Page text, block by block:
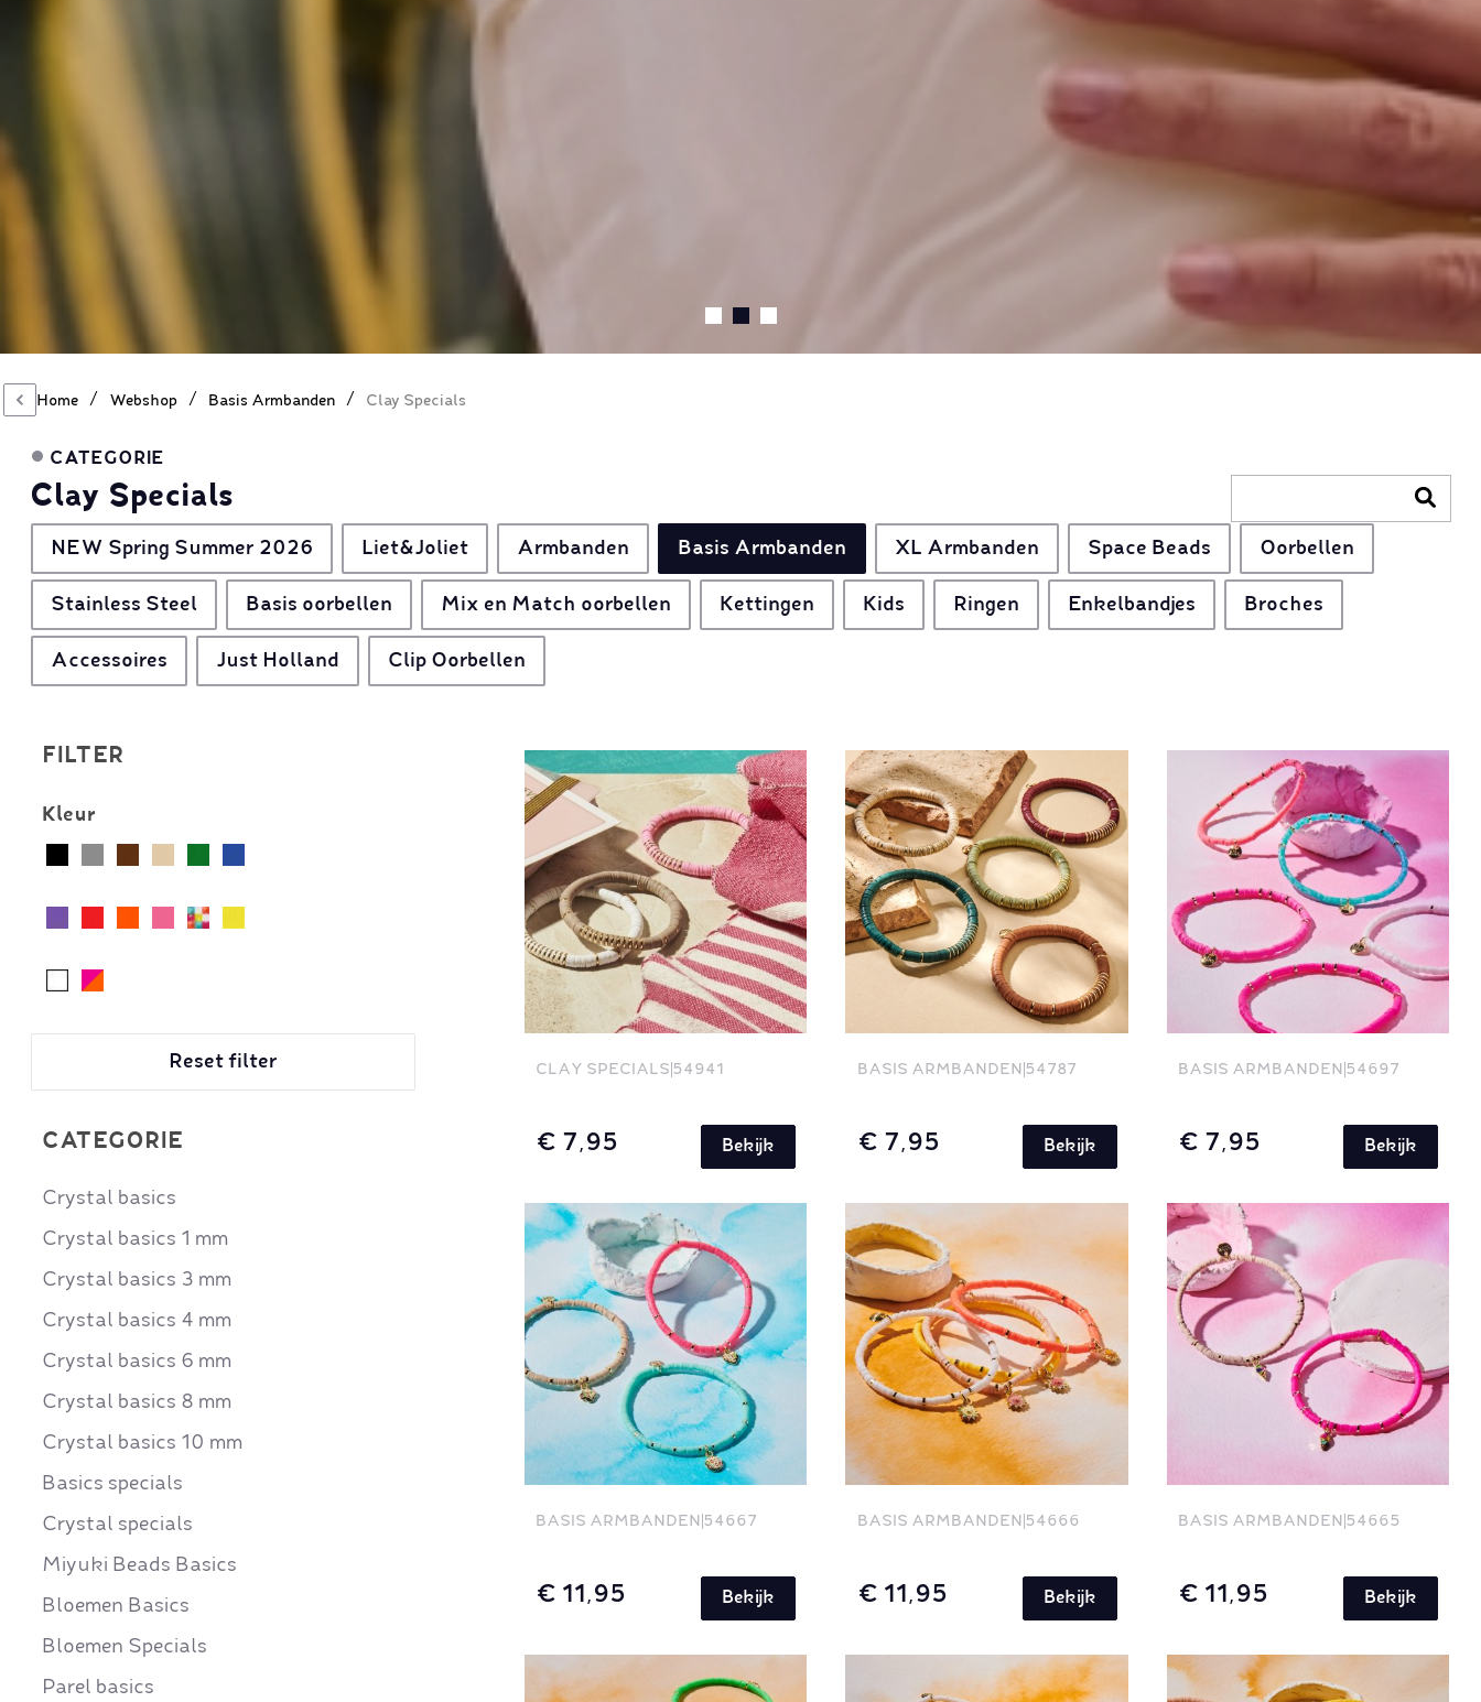
Home / Webshop / Basis Armbanden / Clay Specials
CATEGORIE
Clay Specials
NEW Spring Summer 2026 Liet&Joliet Armbanden Basis Armbanden XL Armbanden Space Beads Oorbellen
Stainless Steel Basis oorbellen Mix en Match oorbellen Kettingen Kids Ringen Enkelbandjes Broches
Accessoires Just Holland Clip Oorbellen
FILTER
Kleur
Reset filter
CATEGORIE
Crystal basics
Crystal basics 1 mm
Crystal basics 3 mm
Crystal basics 4 mm
Crystal basics 6 mm
Crystal basics 8 mm
Crystal basics 10 mm
Basics specials
Crystal specials
Miyuki Beads Basics
Bloemen Basics
Bloemen Specials
Parel basics
CLAY SPECIALS 54941
€ 7,95 Bekijk
BASIS ARMBANDEN 54787
€ 7,95 Bekijk
BASIS ARMBANDEN 54697
€ 7,95 Bekijk
BASIS ARMBANDEN 54667
€ 11,95 Bekijk
BASIS ARMBANDEN 54666
€ 11,95 Bekijk
BASIS ARMBANDEN 54665
€ 11,95 Bekijk